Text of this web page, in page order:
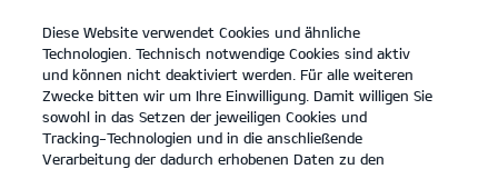
open
menu
KONTAKT
Der Kia EV6 GT
Diese Website verwendet Cookies und ähnliche
Technologien. Technisch notwendige Cookies sind aktiv
und können nicht deaktiviert werden. Für alle weiteren
Zwecke bitten wir um Ihre Einwilligung. Damit willigen Sie
sowohl in das Setzen der jeweiligen Cookies und
Tracking-Technologien und in die anschließende
Verarbeitung der dadurch erhobenen Daten zu den